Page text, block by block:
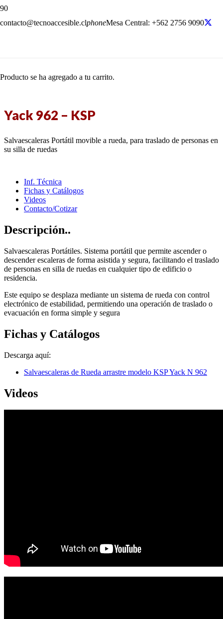
contacto@tecnoaccesible.clphoneMesa Central: +562 2756 9090
Producto se ha agregado a tu carrito.
Yack 962 – KSP
Salvaescaleras Portátil movible a rueda, para traslado de personas en
su silla de ruedas
Inf. Técnica
Fichas y Catálogos
Videos
Contacto/Cotizar
Descripción..
Salvaescaleras Portátiles. Sistema portátil que permite ascender o
descender escaleras de forma asistida y segura, facilitando el traslado
de personas en silla de ruedas en cualquier tipo de edificio o
residencia.
Este equipo se desplaza mediante un sistema de rueda con control
electrónico de estabilidad, permitiendo una operación de traslado o
evacuación en forma simple y segura
Fichas y Catálogos
Descarga aquí:
Salvaescaleras de Rueda arrastre modelo KSP Yack N 962
Videos